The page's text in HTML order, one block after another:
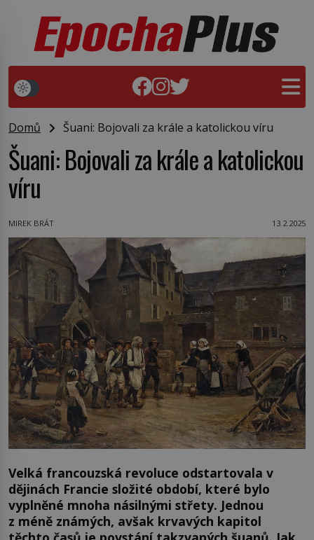
Domů Šuani: Bojovali za krále a katolickou víru
Šuani: Bojovali za krále a katolickou
víru
MIREK BRÁT 13.2.2025
Velká francouzská revoluce odstartovala v
dějinách Francie složité období, které bylo
vyplněné mnoha násilnými střety. Jednou
z méně známých, avšak krvavých kapitol